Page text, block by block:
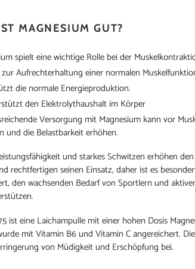
MAGNESIUM GUT?
spielt eine wichtige Rolle bei der
Aufrechterhaltung einer normalen
die normale Energieproduktion.
den Elektrolythaushalt im Körper
Versorgung mit Magnesium kann vor
und die Belastbarkeit erhöhen.
und starkes Schwitzen erhöhen
rechtfertigen seinen Einsatz, daher ist es
den wachsenden Bedarf von Sportlern und
ist eine Laichampulle mit einer hohen Dosis
mit Vitamin B6 und Vitamin C angereichert.
von Müdigkeit und Erschöpfung bei.